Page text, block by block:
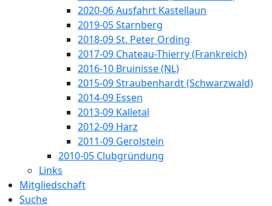
2020-06 Ausfahrt Kastellaun
2019-05 Starnberg
2018-09 St. Peter Ording
2017-09 Chateau-Thierry (Frankreich)
2016-10 Bruinisse (NL)
2015-09 Straubenhardt (Schwarzwald)
2014-09 Essen
2013-09 Kalletal
2012-09 Harz
2011-09 Gerolstein
2010-05 Clubgründung
Links
Mitgliedschaft
Suche